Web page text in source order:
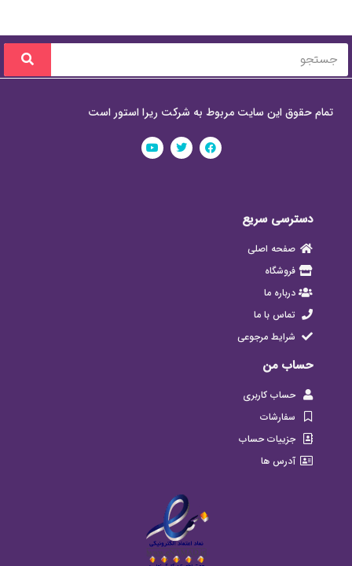
تمام حقوق این سایت مربوط به شرکت ریرا استور است
دسترسی سریع
صفحه اصلی
فروشگاه
درباره ما
تماس با ما
شرایط مرجوعی
حساب من
حساب کاربری
سفارشات
جزییات حساب
آدرس ها